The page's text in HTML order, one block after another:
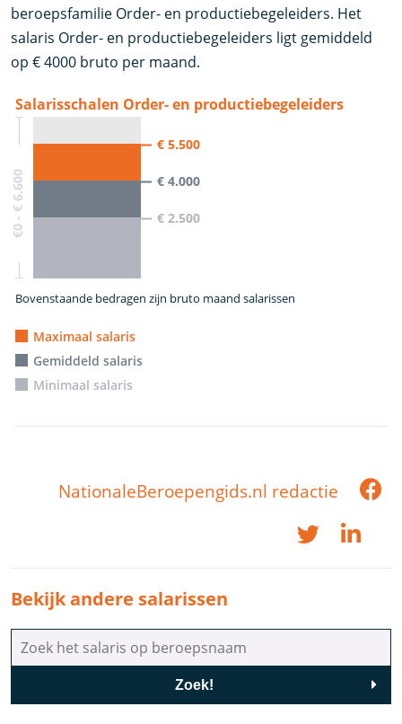
beroepsfamilie Order- en productiebegeleiders. Het
salaris Order- en productiebegeleiders ligt gemiddeld
op € 4000 bruto per maand.
Salarisschalen Order- en productiebegeleiders
€0 - € 6.600
€ 5.500
€ 4.000
€ 2.500
Bovenstaande bedragen zijn bruto maand salarissen
Maximaal salaris
Gemiddeld salaris
Minimaal salaris
NationaleBeroepengids.nl redactie
Bekijk andere salarissen
Zoek!